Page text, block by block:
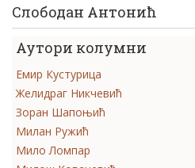
Слободан Антонић
Аутори колумни
Емир Кустурица
Желидраг Никчевић
Зоран Шапоњић
Милан Ружић
Мило Ломпар